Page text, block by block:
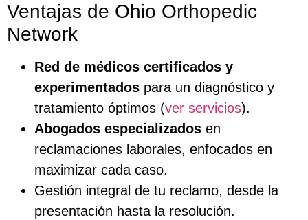
Ventajas de Ohio Orthopedic
Network
Red de médicos certificados y
experimentados para un diagnóstico y
tratamiento óptimos (ver servicios).
Abogados especializados en
reclamaciones laborales, enfocados en
maximizar cada caso.
Gestión integral de tu reclamo, desde la
presentación hasta la resolución.